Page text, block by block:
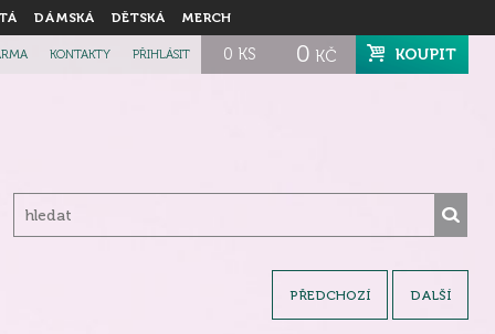
DÁMSKÁ DĚTSKÁ MERCH
0 KS 0 KČ KOUPIT
KONTAKTY PŘIHLÁSIT
PŘEDCHOZÍ DALŠÍ